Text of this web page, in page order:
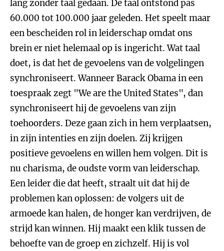
lang zonder taal gedaan. De taal ontstond pas
60.000 tot 100.000 jaar geleden. Het speelt maar
een bescheiden rol in leiderschap omdat ons
brein er niet helemaal op is ingericht. Wat taal
doet, is dat het de gevoelens van de volgelingen
synchroniseert. Wanneer Barack Obama in een
toespraak zegt "We are the United States", dan
synchroniseert hij de gevoelens van zijn
toehoorders. Deze gaan zich in hem verplaatsen,
in zijn intenties en zijn doelen. Zij krijgen
positieve gevoelens en willen hem volgen. Dit is
nu charisma, de oudste vorm van leiderschap.
Een leider die dat heeft, straalt uit dat hij de
problemen kan oplossen: de volgers uit de
armoede kan halen, de honger kan verdrijven, de
strijd kan winnen. Hij maakt een klik tussen de
behoefte van de groep en zichzelf. Hij is vol